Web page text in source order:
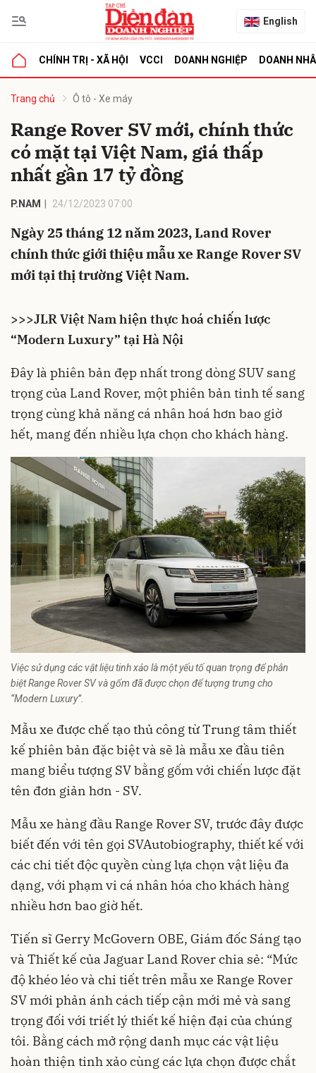
English
CHÍNH TRỊ - XÃ HỘI VCCI DOANH NGHIỆP DOANH
Trang chủ Ô tô - Xe máy
Range Rover SV mới, chính thức
có mặt tại Việt Nam, giá thấp
nhất gần 17 tỷ đồng
P.NAM 24/12/2023 07:00
Ngày 25 tháng 12 năm 2023, Land Rover
chính thức giới thiệu mẫu xe Range Rover SV
mới tại thị trường Việt Nam.
>>>JLR Việt Nam hiện thực hoá chiến lược
“Modern Luxury” tại Hà Nội
Đây là phiên bản đẹp nhất trong dòng SUV sang
trọng của Land Rover, một phiên bản tinh tế sang
trọng cùng khả năng cá nhân hoá hơn bao giờ
hết, mang đến nhiều lựa chọn cho khách hàng.
Việc sử dụng các vật liệu tinh xảo là một yếu tố quan trọng để phân
biệt Range Rover SV và gốm đã được chọn để tượng trưng cho
“Modern Luxury”.
Mẫu xe được chế tạo thủ công từ Trung tâm thiết
kế phiên bản đặc biệt và sẽ là mẫu xe đầu tiên
mang biểu tượng SV bằng gốm với chiến lược đặt
tên đơn giản hơn - SV.
Mẫu xe hàng đầu Range Rover SV, trước đây được
biết đến với tên gọi SVAutobiography, thiết kế với
các chi tiết độc quyền cùng lựa chọn vật liệu đa
dạng, với phạm vi cá nhân hóa cho khách hàng
nhiều hơn bao giờ hết.
Tiến sĩ Gerry McGovern OBE, Giám đốc Sáng tạo
và Thiết kế của Jaguar Land Rover chia sẻ: “Mức
độ khéo léo và chi tiết trên mẫu xe Range Rover
SV mới phản ánh cách tiếp cận mới mẻ và sang
trọng đối với triết lý thiết kế hiện đại của chúng
tôi. Bằng cách mở rộng danh mục các vật liệu
hoàn thiện tinh xảo cùng các lựa chọn được chắt
luận
Hủy